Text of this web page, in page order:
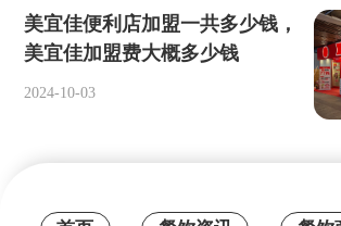
美宜佳便利店加盟一共多少钱，
美宜佳加盟费大概多少钱
2024-10-03